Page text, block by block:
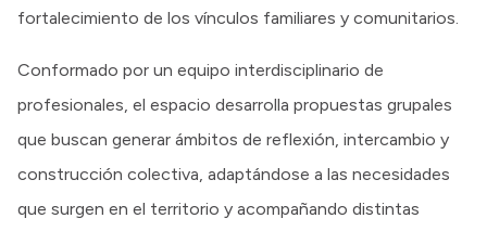
fortalecimiento de los vínculos familiares y comunitarios.
Conformado por un equipo interdisciplinario de
profesionales, el espacio desarrolla propuestas grupales
que buscan generar ámbitos de reflexión, intercambio y
construcción colectiva, adaptándose a las necesidades
que surgen en el territorio y acompañando distintas